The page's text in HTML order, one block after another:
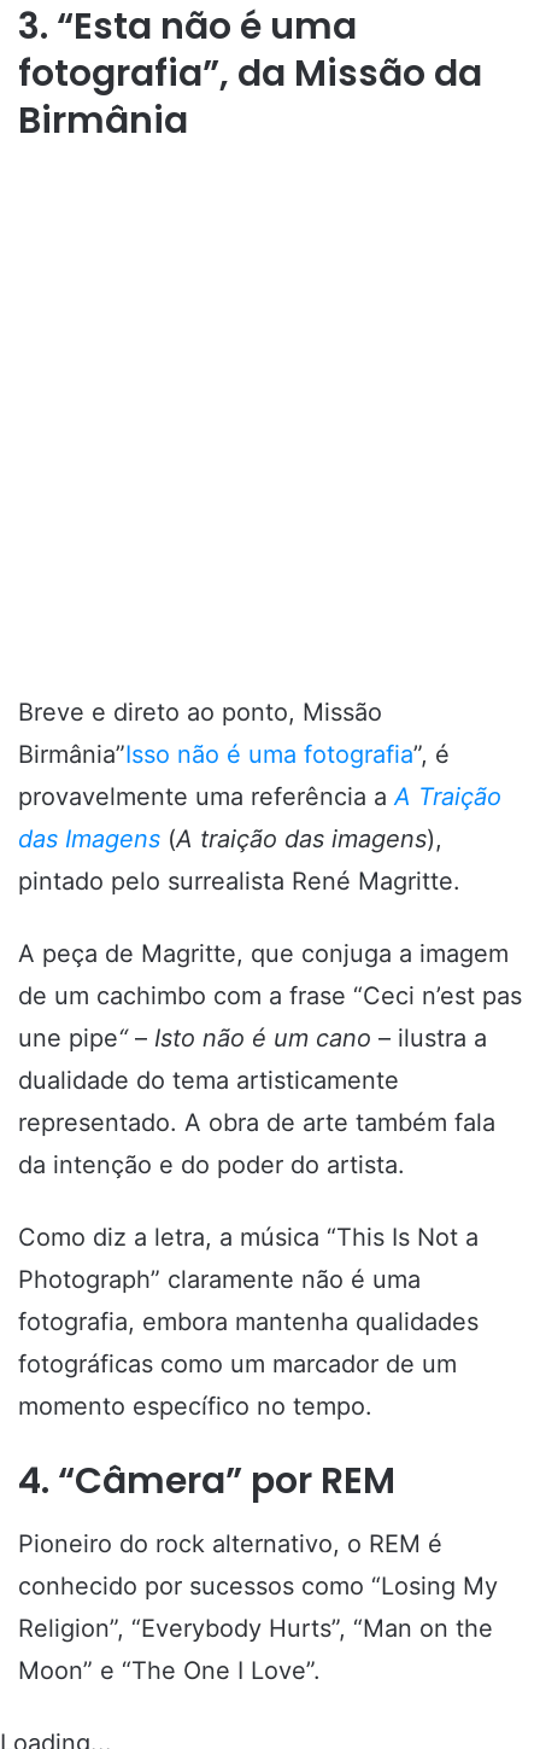
3. “Esta não é uma
fotografia”, da Missão da
Birmânia
Breve e direto ao ponto, Missão
Birmânia”Isso não é uma fotografia”, é
provavelmente uma referência aA Traição
das Imagens (A traição das imagens),
pintado pelo surrealista René Magritte.
A peça de Magritte, que conjuga a imagem
de um cachimbo com a frase “Ceci n’est pas
une pipe“– Isto não é um cano – ilustra a
dualidade do tema artisticamente
representado. A obra de arte também fala
da intenção e do poder do artista.
Como diz a letra, a música “This Is Not a
Photograph” claramente não é uma
fotografia, embora mantenha qualidades
fotográficas como um marcador de um
momento específico no tempo.
4. “Câmera” por REM
Pioneiro do rock alternativo, o REM é
conhecido por sucessos como “Losing My
Religion”, “Everybody Hurts”, “Man on the
Moon” e “The One I Love”.
Loading...